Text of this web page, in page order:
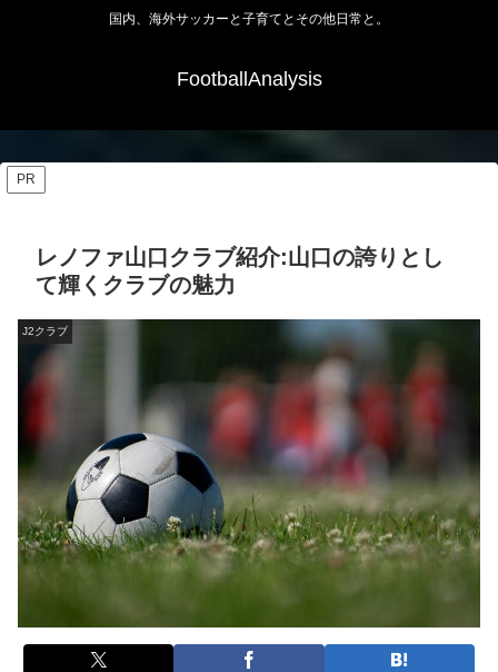
国内、海外サッカーと子育てとその他日常と。
FootballAnalysis
PR
レノファ山口クラブ紹介:山口の誇りとし
て輝くクラブの魅力
J2クラブ